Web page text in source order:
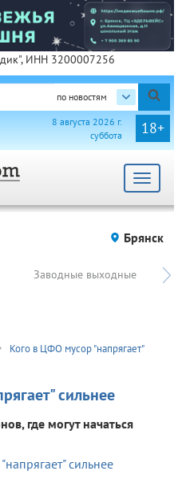
ИНН 3200007256
по новостям
18+
8 августа 2026 г.
суббота
Toggle
Брянск
Заводные выходные
Кого в ЦФО мусор "напрягает"
сильнее
где могут начаться